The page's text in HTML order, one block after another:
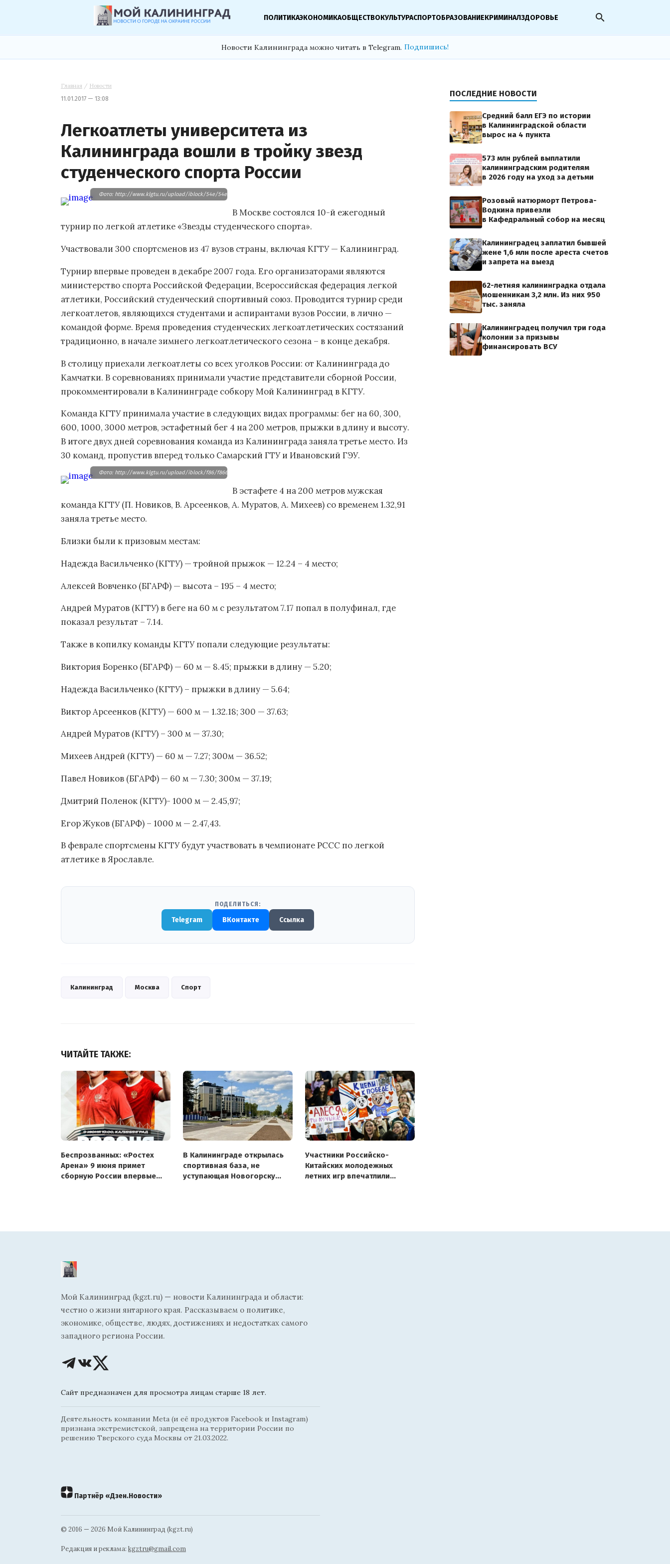
ПОЛИТИКАЭКОНОМИКАОБЩЕСТВОКУЛЬТУРАСПОРТОБРАЗОВАНИЕКРИМИНАЛЗДОРОВЬЕ search
Новости Калининграда можно читать в Telegram. Подпишись!
Главная / Новости
11.01.2017 — 13:08
Легкоатлеты университета из
Калининграда вошли в тройку звезд
студенческого спорта России
Фото: http://www.klgtu.ru/upload/iblock/54e/54e263a37a7f56900c7764287e4cc82b.jpg
В Москве состоялся 10-й ежегодный
турнир по легкой атлетике «Звезды студенческого спорта».
Участвовали 300 спортсменов из 47 вузов страны, включая КГТУ — Калининград.
Турнир впервые проведен в декабре 2007 года. Его организаторами являются
министерство спорта Российской Федерации, Всероссийская федерация легкой
атлетики, Российский студенческий спортивный союз. Проводится турнир среди
легкоатлетов, являющихся студентами и аспирантами вузов России, в лично —
командой форме. Время проведения студенческих легкоатлетических состязаний
традиционно, в начале зимнего легкоатлетического сезона – в конце декабря.
В столицу приехали легкоатлеты со всех уголков России: от Калининграда до
Камчатки. В соревнованиях принимали участие представители сборной России,
прокомментировали в Калининграде собкору Мой Калининград в КГТУ.
Команда КГТУ принимала участие в следующих видах программы: бег на 60, 300,
600, 1000, 3000 метров, эстафетный бег 4 на 200 метров, прыжки в длину и высоту.
В итоге двух дней соревнования команда из Калининграда заняла третье место. Из
30 команд, пропустив вперед только Самарский ГТУ и Ивановский ГЭУ.
Фото: http://www.klgtu.ru/upload/iblock/f86/f86604ec2378335db09cf3ff458be56f.jpg
В эстафете 4 на 200 метров мужская
команда КГТУ (П. Новиков, В. Арсеенков, А. Муратов, А. Михеев) со временем 1.32,91
заняла третье место.
Близки были к призовым местам:
Надежда Васильченко (КГТУ) — тройной прыжок — 12.24 – 4 место;
Алексей Вовченко (БГАРФ) — высота – 195 – 4 место;
Андрей Муратов (КГТУ) в беге на 60 м с результатом 7.17 попал в полуфинал, где
показал результат – 7.14.
Также в копилку команды КГТУ попали следующие результаты:
Виктория Боренко (БГАРФ) — 60 м — 8.45; прыжки в длину — 5.20;
Надежда Васильченко (КГТУ) – прыжки в длину — 5.64;
Виктор Арсеенков (КГТУ) — 600 м — 1.32.18; 300 — 37.63;
Андрей Муратов (КГТУ) – 300 м — 37.30;
Михеев Андрей (КГТУ) — 60 м — 7.27; 300м — 36.52;
Павел Новиков (БГАРФ) — 60 м — 7.30; 300м — 37.19;
Дмитрий Поленок (КГТУ)- 1000 м — 2.45,97;
Егор Жуков (БГАРФ) – 1000 м — 2.47,43.
В феврале спортсмены КГТУ будут участвовать в чемпионате РССС по легкой
атлетике в Ярославле.
ПОДЕЛИТЬСЯ:
Telegram ВКонтакте Ссылка
Калининград Москва Спорт
ЧИТАЙТЕ ТАКЖЕ:
Беспрозванных: «Ростех
Арена» 9 июня примет
сборную России впервые
В Калининграде открылась
спортивная база, не
уступающая Новогорску
Участники Российско-
Китайских молодежных
летних игр впечатлили
ПОСЛЕДНИЕ НОВОСТИ
Средний балл ЕГЭ по истории
в Калининградской области
вырос на 4 пункта
573 млн рублей выплатили
калининградским родителям
в 2026 году на уход за детьми
Розовый натюрморт Петрова-
Водкина привезли
в Кафедральный собор на месяц
Калининградец заплатил бывшей
жене 1,6 млн после ареста счетов
и запрета на выезд
62-летняя калининградка отдала
мошенникам 3,2 млн. Из них 950
тыс. заняла
Калининградец получил три года
колонии за призывы
финансировать ВСУ
Мой Калининград (kgzt.ru) — новости Калининграда и области:
честно о жизни янтарного края. Рассказываем о политике,
экономике, обществе, людях, достижениях и недостатках самого
западного региона России.
Сайт предназначен для просмотра лицам старше 18 лет.
Деятельность компании Meta (и её продуктов Facebook и Instagram)
признана экстремистской, запрещена на территории России по
решению Тверского суда Москвы от 21.03.2022.
Партнёр «Дзен.Новости»
© 2016 — 2026 Мой Калининград (kgzt.ru)
Редакция и реклама: kgztru@gmail.com